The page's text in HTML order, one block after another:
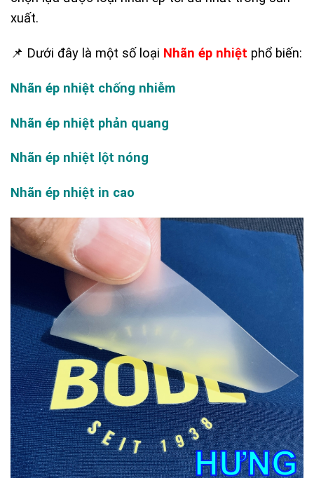
xuất.
📌 Dưới đây là một số loại Nhãn ép nhiệt phổ biến:
Nhãn ép nhiệt chống nhiễm
Nhãn ép nhiệt phản quang
Nhãn ép nhiệt lột nóng
Nhãn ép nhiệt in cao